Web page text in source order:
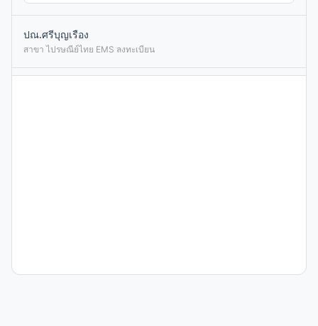
ปณ.ศรีบุญเรือง
สาขา ไปรษณีย์ไทย EMS ลงทะเบียน